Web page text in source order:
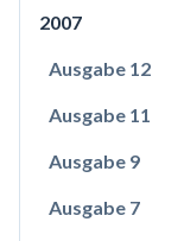
2007
Ausgabe 12
Ausgabe 11
Ausgabe 9
Ausgabe 7